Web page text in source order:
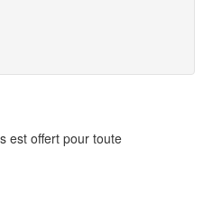
est offert pour toute